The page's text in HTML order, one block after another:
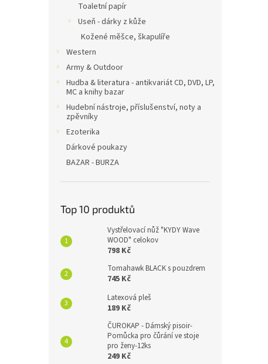
Toaletní papír
Useň - dárky z kůže
Kožené měšce, škapulíře
Western
Army & Outdoor
Hudba & literatura - antikvariát CD, DVD, LP,
MC a knihy bazar
Hudební nástroje, příslušenství, noty a
zpěvníky
Ezoterika
Dárkové poukazy
BAZAR - BURZA
Top 10 produktů
Vystřelovací nůž "KYDY Wave
WOOD" celokov
798 Kč
Tomahawk BLACK s pouzdrem
745 Kč
Latexová pleš
189 Kč
ČUROKAP - Dámský pisoir-
Pomůcka pro čůrání ve stoje
pro ženy-12ks
249 Kč